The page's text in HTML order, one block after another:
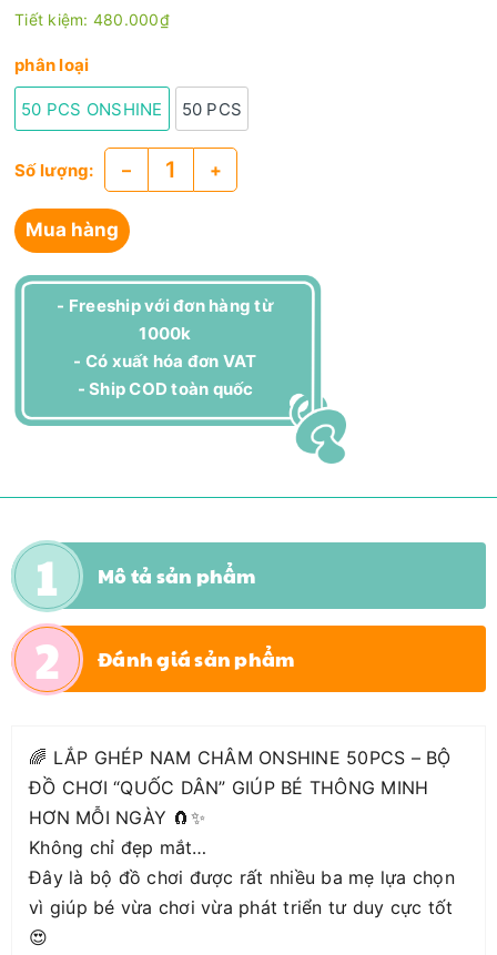
Tiết kiệm: 480.000₫
phân loại
50 PCS ONSHINE 50 PCS
Số lượng: – +
Mua hàng
- Freeship với đơn hàng từ
1000k
- Có xuất hóa đơn VAT
- Ship COD toàn quốc
Mô tả sản phẩm
Đánh giá sản phẩm
🌈 LẮP GHÉP NAM CHÂM ONSHINE 50PCS – BỘ
ĐỒ CHƠI “QUỐC DÂN” GIÚP BÉ THÔNG MINH
HƠN MỖI NGÀY 🧲✨
Không chỉ đẹp mắt…
Đây là bộ đồ chơi được rất nhiều ba mẹ lựa chọn
vì giúp bé vừa chơi vừa phát triển tư duy cực tốt
😍